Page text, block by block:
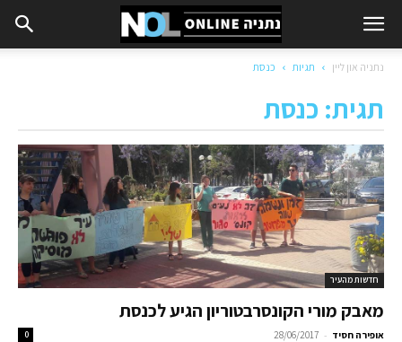
נתניה און ליין תגיות כנסת
תגית: כנסת
חדשות מהעיר
מאבק מורי הקונסרבטוריון הגיע לכנסת
אופירה חסיד -
28/06/2017
0